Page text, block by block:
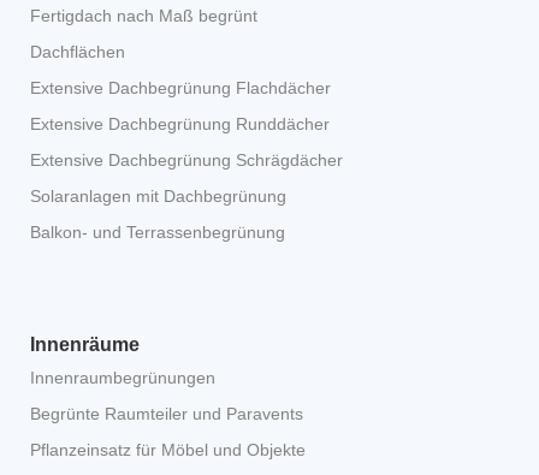
Fertigdach nach Maß begrünt
Dachflächen
Extensive Dachbegrünung Flachdächer
Extensive Dachbegrünung Runddächer
Extensive Dachbegrünung Schrägdächer
Solaranlagen mit Dachbegrünung
Balkon- und Terrassenbegrünung
Innenräume
Innenraumbegrünungen
Begrünte Raumteiler und Paravents
Pflanzeinsatz für Möbel und Objekte